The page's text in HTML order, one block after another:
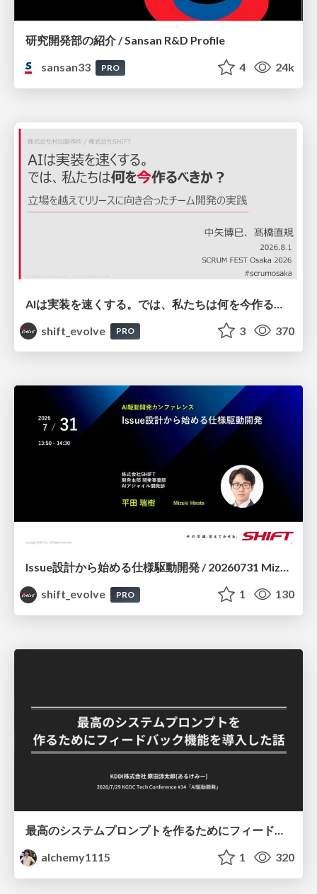
研究開発部の紹介 / Sansan R&D Profile
sansan33
PRO 4 24k
shift_evolve
PRO 3 370
Issue設計から始める仕様駆動開発 / 20260731 Mizuki Hirata
shift_evolve
PRO 1 130
最高のシステムプロンプトを作るためにフィードバック機能を導入した話
alchemy1115
1 320